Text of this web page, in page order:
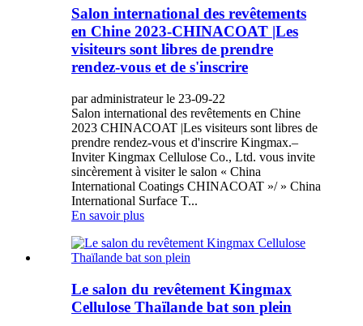
Salon international des revêtements
en Chine 2023-CHINACOAT |Les
visiteurs sont libres de prendre
rendez-vous et de s'inscrire
par administrateur le 23-09-22
Salon international des revêtements en Chine
2023 CHINACOAT |Les visiteurs sont libres de
prendre rendez-vous et d'inscrire Kingmax.–
Inviter Kingmax Cellulose Co., Ltd. vous invite
sincèrement à visiter le salon « China
International Coatings CHINACOAT »/ » China
International Surface T...
En savoir plus
Le salon du revêtement Kingmax
Cellulose Thaïlande bat son plein